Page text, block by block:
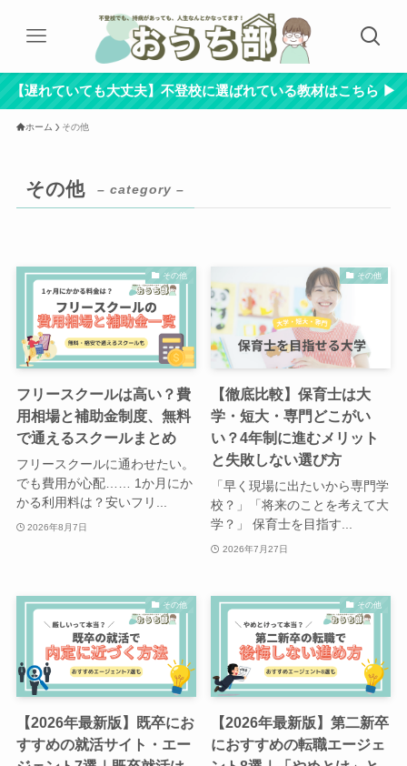
【遅れていても大丈夫】不登校に選ばれている教材はこちら ▶︎
ホーム その他
その他 – category –
その他
フリースクールは高い？費
用相場と補助金制度、無料
で通えるスクールまとめ
フリースクールに通わせたい。
でも費用が心配…… 1か月にか
かる利用料は？安いフリ...
2026年8月7日
その他
【徹底比較】保育士は大
学・短大・専門どこがい
い？4年制に進むメリット
と失敗しない選び方
「早く現場に出たいから専門学
校？」「将来のことを考えて大
学？」 保育士を目指す...
2026年7月27日
その他
【2026年最新版】既卒にお
すすめの就活サイト・エー
その他
【2026年最新版】第二新卒
におすすめの転職エージェ